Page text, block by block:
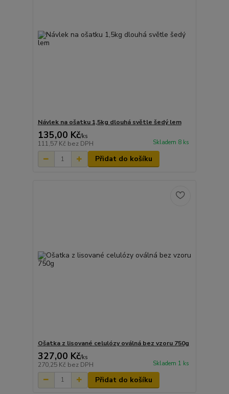
Návlek na ošatku 1,5kg dlouhá světle šedý lem
135,00 Kč/ks
111,57 Kč bez DPH Skladem 8 ks
Přidat do košíku
Ošatka z lisované celulózy oválná bez vzoru 750g
327,00 Kč/ks
270,25 Kč bez DPH Skladem 1 ks
Přidat do košíku